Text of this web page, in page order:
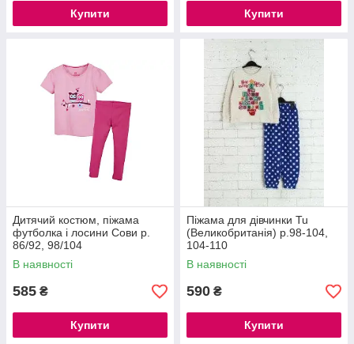
Купити Купити
Дитячий костюм, піжама
футболка і лосини Сови р.
86/92, 98/104
В наявності
585 ₴
Купити
Піжама для дівчинки Tu
(Великобританія) р.98-104,
104-110
В наявності
590 ₴
Купити